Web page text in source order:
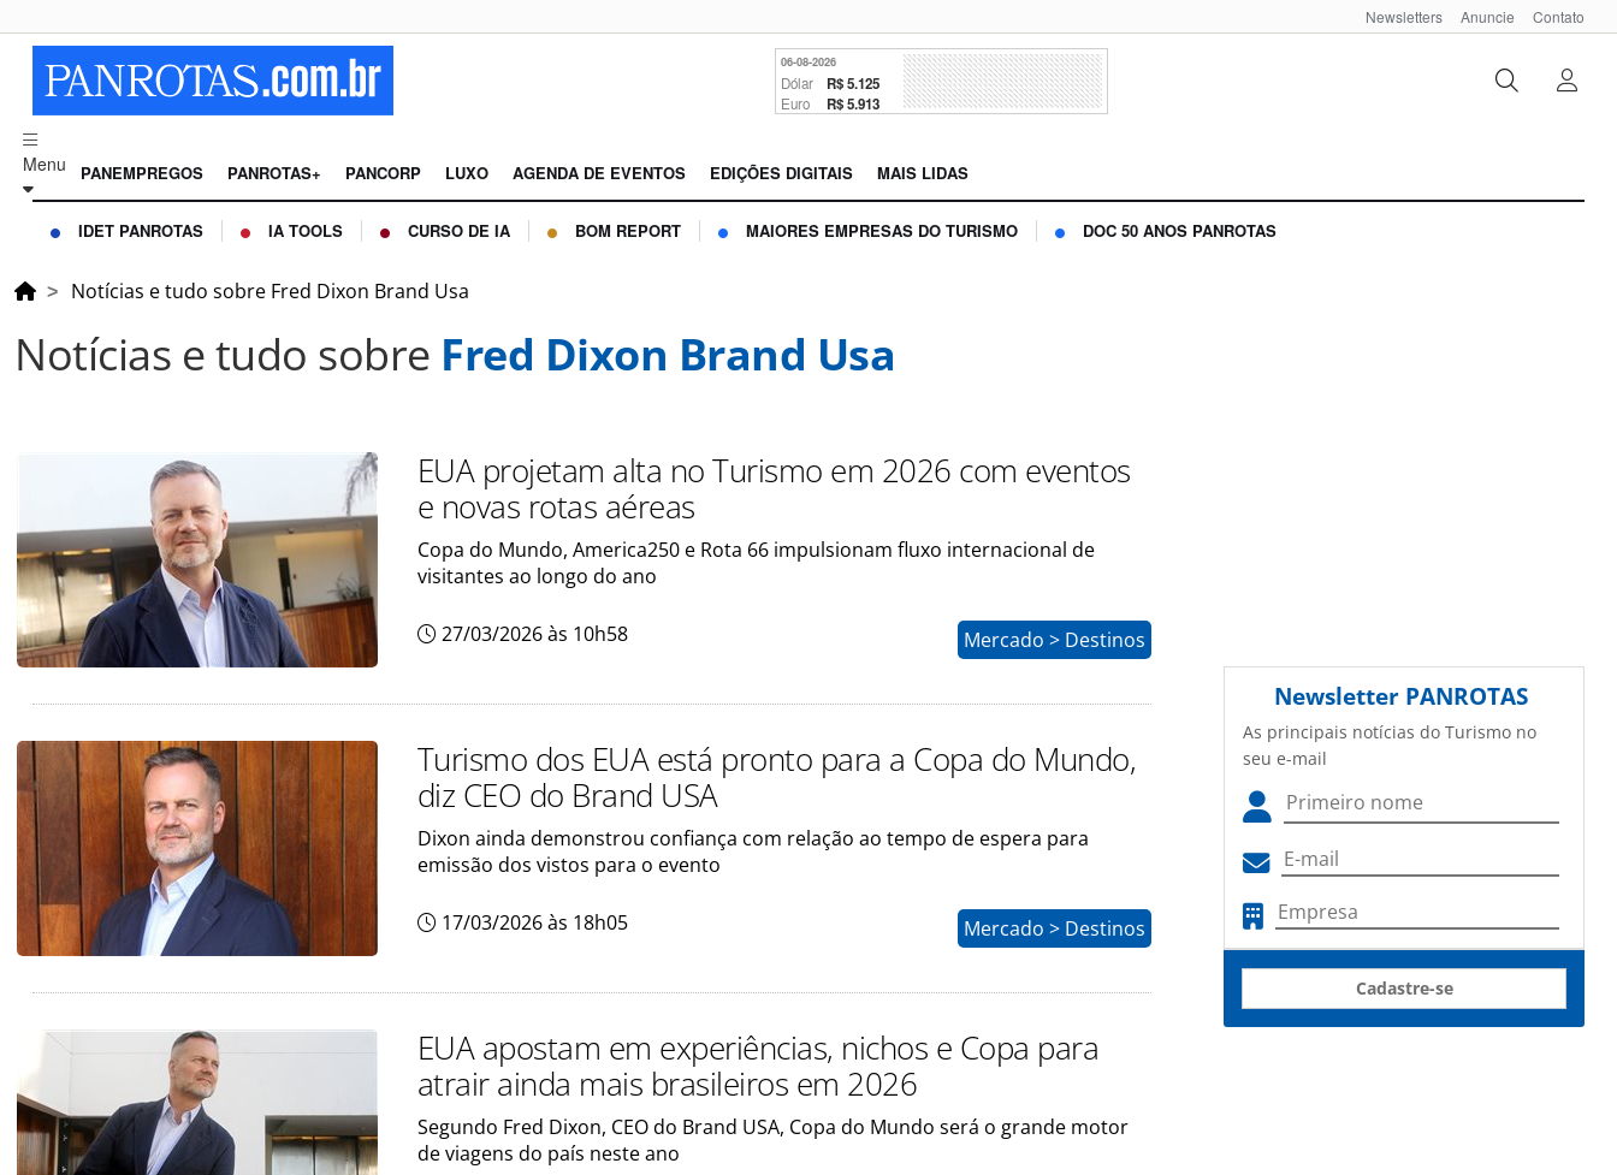
Newsletters Anuncie Contato
06-08-2026
Dólar R$ 5.125
Euro R$ 5.913
Menu PANEMPREGOS PANROTAS+ PANCORP LUXO AGENDA DE EVENTOS EDIÇÕES DIGITAIS MAIS LIDAS
IDET PANROTAS IA TOOLS CURSO DE IA BOM REPORT MAIORES EMPRESAS DO TURISMO DOC 50 ANOS PANROTAS
Notícias e tudo sobre Fred Dixon Brand Usa
Notícias e tudo sobre Fred Dixon Brand Usa
EUA projetam alta no Turismo em 2026 com eventos
e novas rotas aéreas
Copa do Mundo, America250 e Rota 66 impulsionam fluxo internacional de
visitantes ao longo do ano
27/03/2026 às 10h58 Mercado > Destinos
Turismo dos EUA está pronto para a Copa do Mundo,
diz CEO do Brand USA
Dixon ainda demonstrou confiança com relação ao tempo de espera para
emissão dos vistos para o evento
17/03/2026 às 18h05 Mercado > Destinos
EUA apostam em experiências, nichos e Copa para
atrair ainda mais brasileiros em 2026
Segundo Fred Dixon, CEO do Brand USA, Copa do Mundo será o grande motor
de viagens do país neste ano
Newsletter PANROTAS
As principais notícias do Turismo no
seu e-mail
Cadastre-se